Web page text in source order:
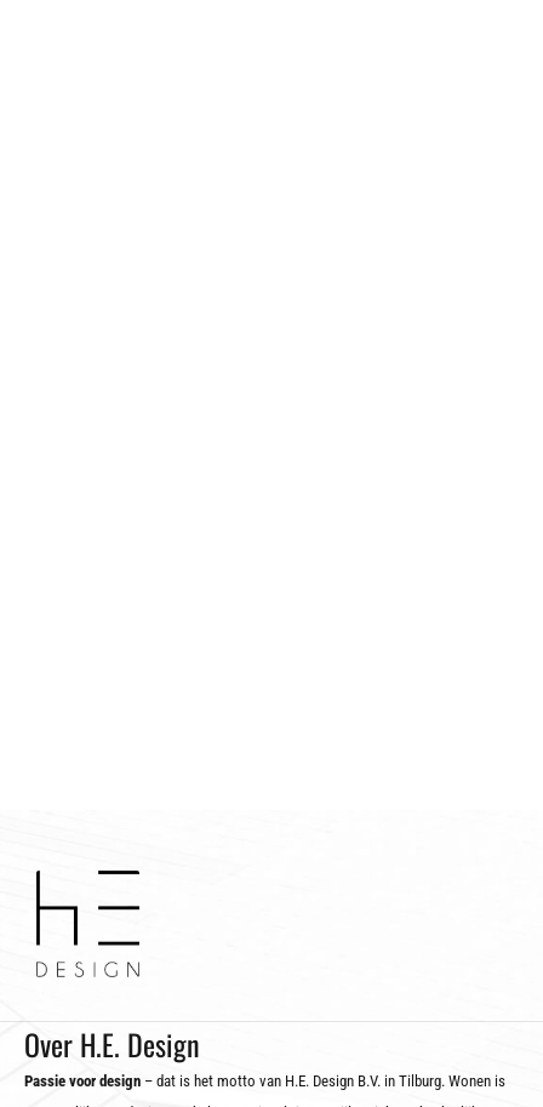
Over H.E. Design
Passie voor design – dat is het motto van H.E. Design B.V. in Tilburg. Wonen is